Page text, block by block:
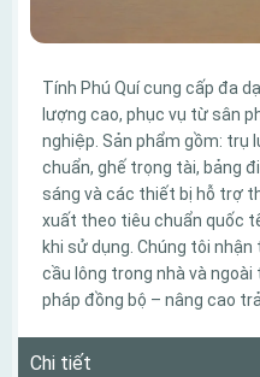
Tính Phú Quí cung cấp đa
lượng cao, phục vụ từ sân
nghiệp. Sản phẩm gồm: trụ
chuẩn, ghế trọng tài, bảng
sáng và các thiết bị hỗ trợ
xuất theo tiêu chuẩn quốc
khi sử dụng. Chúng tôi
cầu lông trong nhà và ngoài
pháp đồng bộ – nâng cao
Chi tiết